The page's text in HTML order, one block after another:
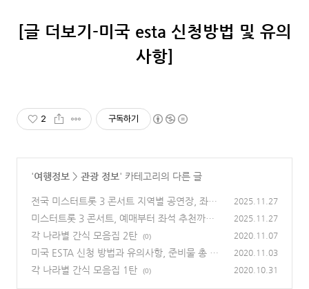
[글 더보기-미국 esta 신청방법 및 유의
사항]
2 구독하기
'여행정보 > 관광 정보' 카테고리의 다른 글
전국 미스터트롯 3 콘서트 지역별 공연장, 좌석
추천
(0)
2025.11.27
미스터트롯 3 콘서트, 예매부터 좌석 추천까지
한 번에!
(0)
2025.11.27
각 나라별 간식 모음집 2탄 (0) 2020.11.07
미국 ESTA 신청 방법과 유의사항, 준비물 총 정
리
(0)
2020.11.03
각 나라별 간식 모음집 1탄 (0) 2020.10.31